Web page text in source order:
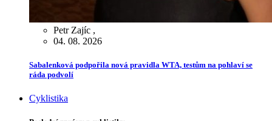
Petr Zajíc ,
04. 08. 2026
Sabalenková podpořila nová pravidla WTA, testům na pohlaví se
ráda podvolí
Cyklistika